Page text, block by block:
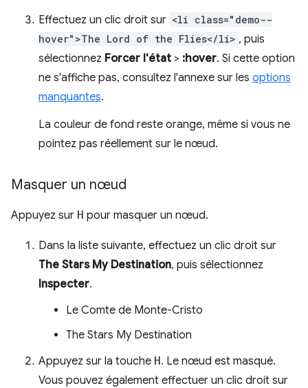
Effectuez un clic droit sur <li class="demo--
hover">The Lord of the Flies</li> , puis
sélectionnez Forcer l'état > :hover. Si cette option
ne s'affiche pas, consultez l'annexe sur les options
manquantes.
La couleur de fond reste orange, même si vous ne
pointez pas réellement sur le nœud.
Masquer un nœud
Appuyez sur H pour masquer un nœud.
Dans la liste suivante, effectuez un clic droit sur
The Stars My Destination, puis sélectionnez
Inspecter.
Le Comte de Monte-Cristo
The Stars My Destination
Appuyez sur la touche H. Le nœud est masqué.
Vous pouvez également effectuer un clic droit sur